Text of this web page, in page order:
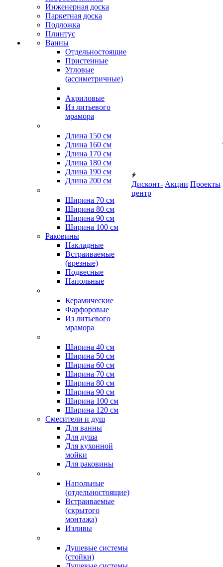
Инженерная доска
Паркетная доска
Подложка
Плинтус
Ванны
Отдельностоящие
Пристенные
Угловые
(ассиметричные)
Акриловые
Из литьевого
мрамора
Длина 150 см
Длина 160 см
Длина 170 см
Длина 180 см
Длина 190 см
Длина 200 см
Ширина 70 см
Ширина 80 см
Ширина 90 см
Ширина 100 см
Раковины
Накладные
Встраиваемые
(врезные)
Подвесные
Напольные
Керамические
Фарфоровые
Из литьевого
мрамора
Ширина 40 см
Ширина 50 см
Ширина 60 см
Ширина 70 см
Ширина 80 см
Ширина 90 см
Ширина 100 см
Ширина 120 см
Смесители и душ
Для ванны
Для душа
Для кухонной
мойки
Для раковины
Напольные
(отдельностоящие)
Встраиваемые
(скрытого
монтажа)
Изливы
Душевые системы
(стойки)
Дисконт-
центр
Акции Проекты